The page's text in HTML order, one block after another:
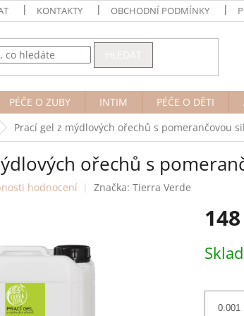
KONTAKTY OBCHODNÍ PODMÍNKY
PÉČE O ZUBY INTIM PÉČE O DĚTI
Prací gel z mýdlových ořechů s pomerančovou
ořechů s
hodnocení Značka: Tierra Verde
cena: